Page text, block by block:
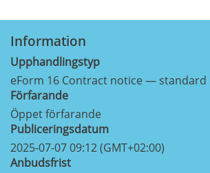
Information
Upphandlingstyp
eForm 16 Contract notice — standard
Förfarande
Öppet förfarande
Publiceringsdatum
2025-07-07 09:12 (GMT+02:00)
Anbudsfrist